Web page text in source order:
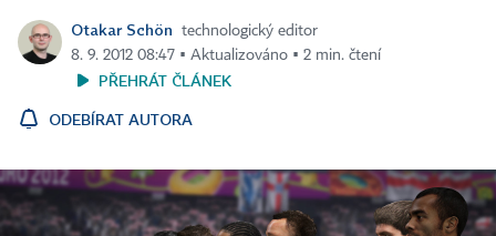
Otakar Schön
technologický editor
8. 9. 2012 08:47 ▪ Aktualizováno ▪ 2 min. čtení
PŘEHRÁT ČLÁNEK
ODEBÍRAT AUTORA